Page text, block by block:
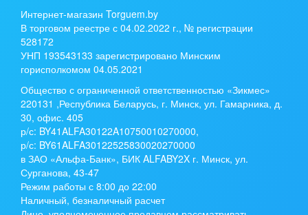
Интернет-магазин Torguem.by
В торговом реестре с 04.02.2022 г., № регистрации
528172
УНП 193543133 зарегистрировано Минским
горисполкомом 04.05.2021
Общество с ограниченной ответственностью «Зикмес»
220131 ,Республика Беларусь, г. Минск, ул. Гамарника, д.
30, офис. 405
р/с: BY41ALFA30122A10750010270000,
р/с: BY61ALFA30122525830020270000
в ЗАО «Альфа-Банк», БИК ALFABY2X г. Минск, ул.
Сурганова, 43-47
Режим работы с 8:00 до 22:00
Наличный, безналичный расчет